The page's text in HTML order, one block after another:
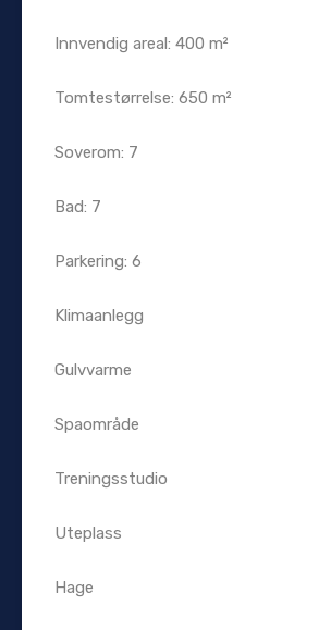
Innvendig areal: 400 m²
Tomtestørrelse: 650 m²
Soverom: 7
Bad: 7
Parkering: 6
Klimaanlegg
Gulvvarme
Spaområde
Treningsstudio
Uteplass
Hage